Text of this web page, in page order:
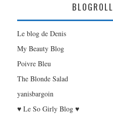
BLOGROLL
Le blog de Denis
My Beauty Blog
Poivre Bleu
The Blonde Salad
yanisbargoin
♥ Le So Girly Blog ♥